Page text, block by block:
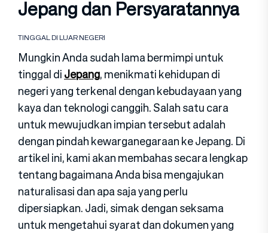
Jepang dan Persyaratannya
TINGGAL DI LUAR NEGERI
Mungkin Anda sudah lama bermimpi untuk
tinggal diJepang, menikmati kehidupan di
negeri yang terkenal dengan kebudayaan yang
kaya dan teknologi canggih. Salah satu cara
untuk mewujudkan impian tersebut adalah
dengan pindah kewarganegaraan ke Jepang. Di
artikel ini, kami akan membahas secara lengkap
tentang bagaimana Anda bisa mengajukan
naturalisasi dan apa saja yang perlu
dipersiapkan. Jadi, simak dengan seksama
untuk mengetahui syarat dan dokumen yang